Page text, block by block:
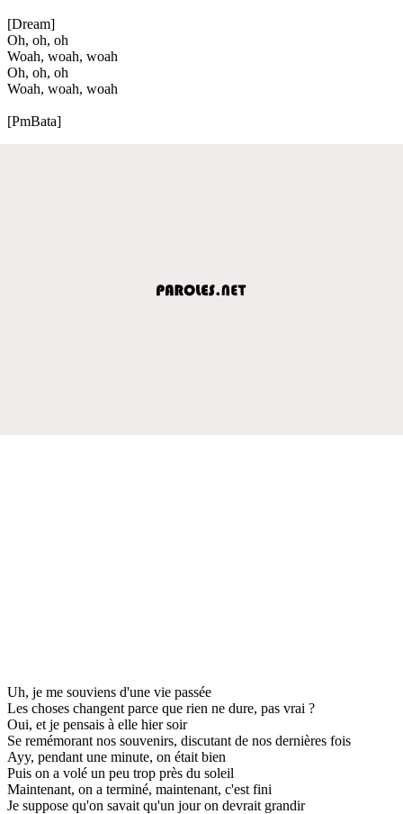
[Dream]
Oh, oh, oh
Woah, woah, woah
Oh, oh, oh
Woah, woah, woah
[PmBata]
Uh, je me souviens d'une vie passée
Les choses changent parce que rien ne dure, pas vrai ?
Oui, et je pensais à elle hier soir
Se remémorant nos souvenirs, discutant de nos dernières fois
Ayy, pendant une minute, on était bien
Puis on a volé un peu trop près du soleil
Maintenant, on a terminé, maintenant, c'est fini
Je suppose qu'on savait qu'un jour on devrait grandir